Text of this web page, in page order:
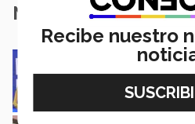
Notas Relacionadas
Impacto y legado:
Guillermo Solorio
Recibe nuestro